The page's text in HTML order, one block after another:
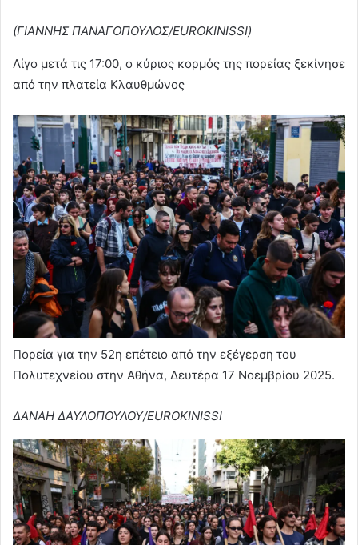
(ΓΙΑΝΝΗΣ ΠΑΝΑΓΟΠΟΥΛΟΣ/EUROKINISSI)
Λίγο μετά τις 17:00, ο κύριος κορμός της πορείας ξεκίνησε
από την πλατεία Κλαυθμώνος
Πορεία για την 52η επέτειο από την εξέγερση του
Πολυτεχνείου στην Αθήνα, Δευτέρα 17 Νοεμβρίου 2025.
ΔΑΝΑΗ ΔΑΥΛΟΠΟΥΛΟΥ/EUROKINISSI